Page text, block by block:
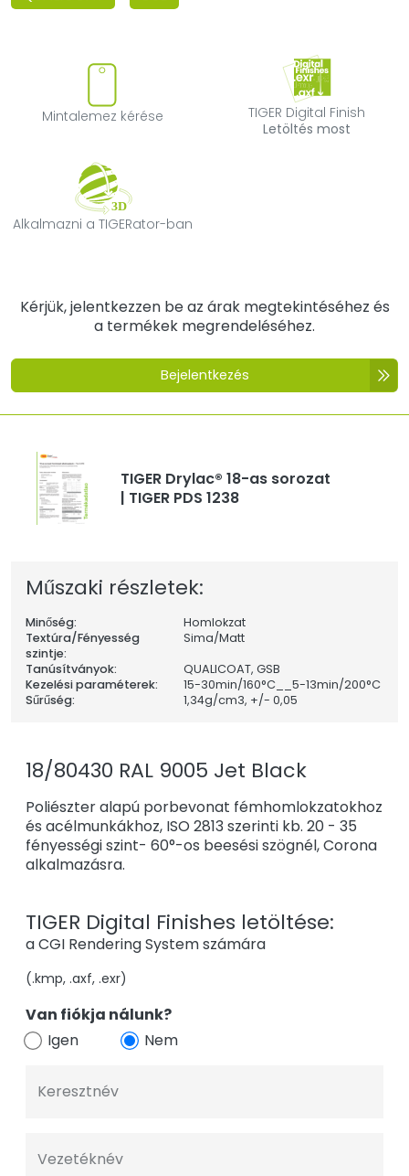
Mintalemez kérése
Mintalemez kérése
TIGER Digital
TIGER Digital Finish
Letöltés most
Alkalmazni a TIGERator-ban
Alkalmazni a TIGERator-ban
Kérjük, jelentkezzen be az árak megtekintéséhez és
a termékek megrendeléséhez.
Bejelentkezés
TIGER Drylac® 18-as sorozat
| TIGER PDS 1238
Műszaki részletek:
Minőség:
Homlokzat
Textúra/Fényesség
szintje:
Sima/Matt
Tanúsítványok:
QUALICOAT, GSB
Kezelési paraméterek:
15-30min/160°C__5-13min/200°C
Sűrűség:
1,34g/cm3, +/- 0,05
18/80430 RAL 9005 Jet Black
Poliészter alapú porbevonat fémhomlokzatokhoz
és acélmunkákhoz, ISO 2813 szerinti kb. 20 - 35
fényességi szint- 60°-os beesési szögnél, Corona
alkalmazásra.
TIGER Digital Finishes letöltése:
a CGI Rendering System számára
(.kmp, .axf, .exr)
Van fiókja nálunk?
Igen
Nem
Keresztnév
Vezetéknév